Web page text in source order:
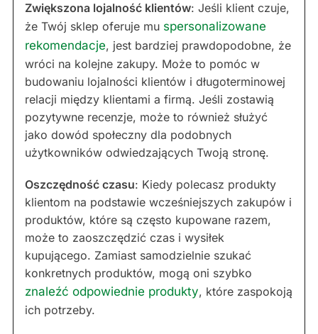
Zwiększona lojalność klientów: Jeśli klient czuje,
że Twój sklep oferuje mu spersonalizowane
rekomendacje, jest bardziej prawdopodobne, że
wróci na kolejne zakupy. Może to pomóc w
budowaniu lojalności klientów i długoterminowej
relacji między klientami a firmą. Jeśli zostawią
pozytywne recenzje, może to również służyć
jako dowód społeczny dla podobnych
użytkowników odwiedzających Twoją stronę.
Oszczędność czasu: Kiedy polecasz produkty
klientom na podstawie wcześniejszych zakupów i
produktów, które są często kupowane razem,
może to zaoszczędzić czas i wysiłek
kupującego. Zamiast samodzielnie szukać
konkretnych produktów, mogą oni szybko
znaleźć odpowiednie produkty, które zaspokoją
ich potrzeby.